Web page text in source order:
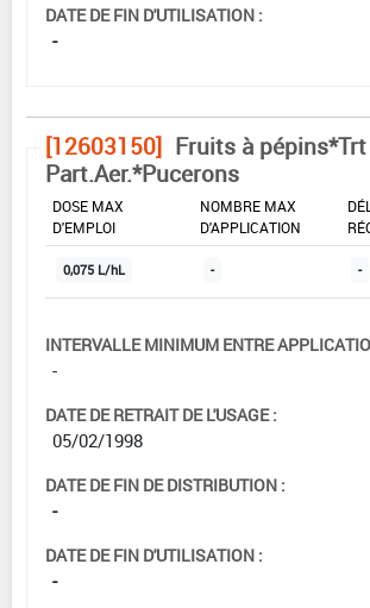
DATE DE FIN D'UTILISATION :
-
[12603150] Fruits à pépins*Trt
Part.Aer.*Pucerons
DOSE MAX
D'EMPLOI
NOMBRE MAX
D'APPLICATION
0,075 L/hL - -
INTERVALLE MINIMUM ENTRE
-
DATE DE RETRAIT DE L'USAGE :
05/02/1998
DATE DE FIN DE DISTRIBUTION :
-
DATE DE FIN D'UTILISATION :
-